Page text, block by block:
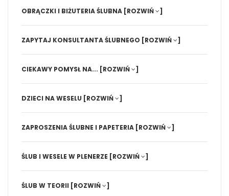
OBRĄCZKI I BIŻUTERIA ŚLUBNA [ROZWIŃ ]
ZAPYTAJ KONSULTANTA ŚLUBNEGO [ROZWIŃ ]
CIEKAWY POMYSŁ NA... [ROZWIŃ ]
DZIECI NA WESELU [ROZWIŃ ]
ZAPROSZENIA ŚLUBNE I PAPETERIA [ROZWIŃ ]
ŚLUB I WESELE W PLENERZE [ROZWIŃ ]
ŚLUB W TEORII [ROZWIŃ ]